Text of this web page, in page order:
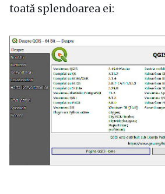
toată splendoarea ei: